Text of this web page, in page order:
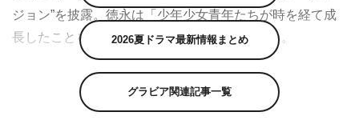
ジョン”を披露。徳永は「少年少女青年たちが時を経て成
長したことを感じてください」とアピールする。
同曲では、自ら作詞・作曲を担当。詩と曲は、制作時に
降りてきたとか。歌詞に「華やいだ祭りの後 静まる街を
2026夏ドラマ最新情報まとめ
グラビア関連記事一覧